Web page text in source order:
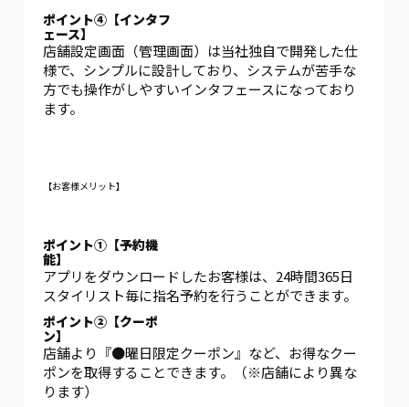
ポイント④【インタフ
ェース】
店舗設定画面（管理画面）は当社独自で開発した仕
様で、シンプルに設計しており、システムが苦手な
方でも操作がしやすいインタフェースになっており
ます。
【お客様メリット】
ポイント①【予約機
能】
アプリをダウンロードしたお客様は、24時間365日
スタイリスト毎に指名予約を行うことができます。
ポイント②【クーポ
ン】
店舗より『●曜日限定クーポン』など、お得なクー
ポンを取得することできます。（※店舗により異な
ります）